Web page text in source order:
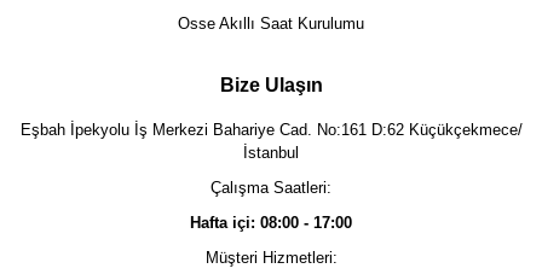
Osse Akıllı Saat Kurulumu
Bize Ulaşın
Eşbah İpekyolu İş Merkezi Bahariye Cad. No:161 D:62 Küçükçekmece/
İstanbul
Çalışma Saatleri:
Hafta içi: 08:00 - 17:00
Müşteri Hizmetleri: